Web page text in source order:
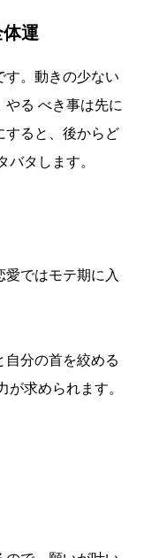
運
す。動きの少ない
やる べき事は先に
すると、後からど
バタします。
ではモテ期に入
自分の首を絞める
が求められます。